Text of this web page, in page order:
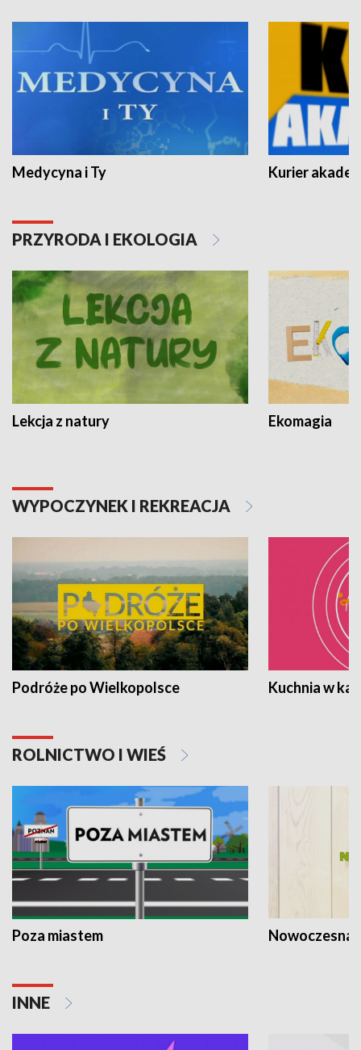
Medycyna i Ty Kurier
PRZYRODA I EKOLOGIA
Lekcja z natury Ekomagia
WYPOCZYNEK I REKREACJA
Podróże po Wielkopolsce Kuchnia w
ROLNICTWO I WIEŚ
Poza miastem Nowoczesna
INNE